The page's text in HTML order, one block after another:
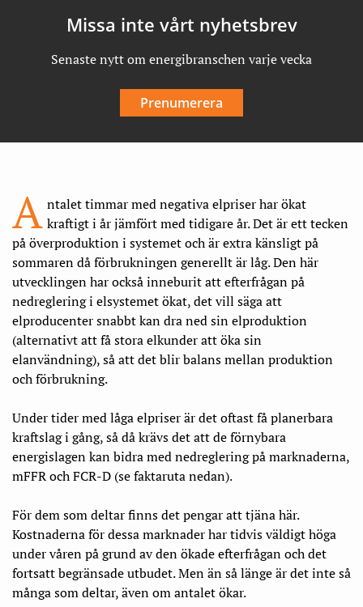
Missa inte vårt nyhetsbrev
Senaste nytt om energibranschen varje vecka
Prenumerera
A ntalet timmar med negativa elpriser har ökat
kraftigt i år jämfört med tidigare år. Det är ett tecken
på överproduktion i systemet och är extra känsligt på
sommaren då förbrukningen generellt är låg. Den här
utvecklingen har också inneburit att efterfrågan på
nedreglering i elsystemet ökat, det vill säga att
elproducenter snabbt kan dra ned sin elproduktion
(alternativt att få stora elkunder att öka sin
elanvändning), så att det blir balans mellan produktion
och förbrukning.
Under tider med låga elpriser är det oftast få planerbara
kraftslag i gång, så då krävs det att de förnybara
energislagen kan bidra med nedreglering på marknaderna,
mFFR och FCR-D (se faktaruta nedan).
För dem som deltar finns det pengar att tjäna här.
Kostnaderna för dessa marknader har tidvis väldigt höga
under våren på grund av den ökade efterfrågan och det
fortsatt begränsade utbudet. Men än så länge är det inte så
många som deltar, även om antalet ökar.